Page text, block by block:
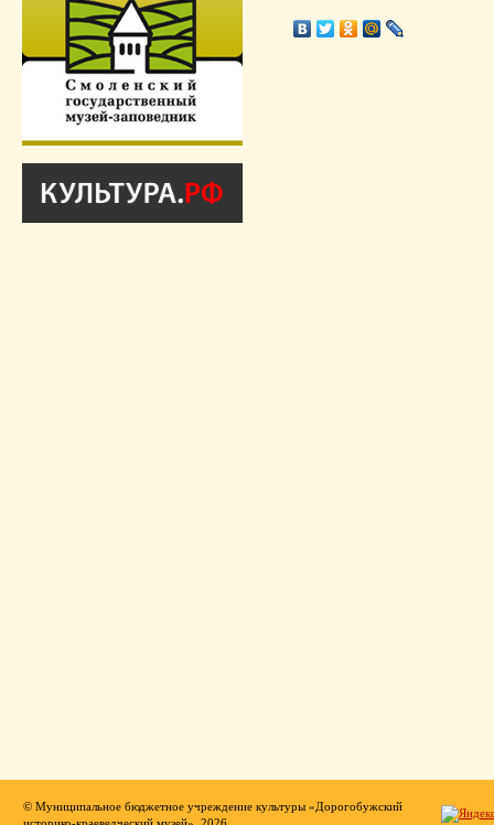
© Муниципальное бюджетное учреждение культуры «Дорогобужский